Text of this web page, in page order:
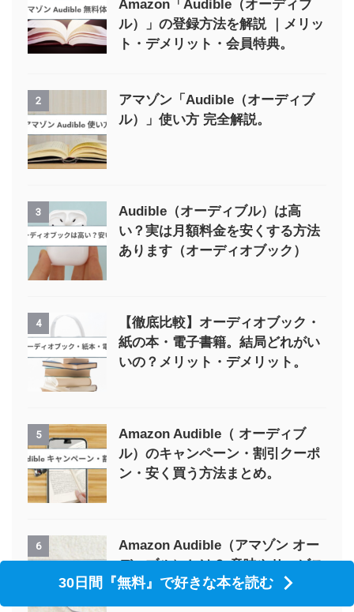
Amazon「Audible（オーディブ
ル）」の登録方法を解説 ｜メリッ
ト・デメリット・会員特典。
2
アマゾン「Audible（オーディブ
ル）」使い方 完全解説。
3
Audible（オーディブル）は高
い？実は月額料金を安くする方法
あります（オーディオブック）
4
【徹底比較】オーディオブック・
紙の本・電子書籍。結局どれがい
いの？メリット・デメリット。
5
Amazon Audible（ オーディブ
ル）のキャンペーン・割引クーポ
ン・安く買う方法まとめ。
6
Amazon Audible（アマゾン オー
ディブル）とは？ 意味やサービス
内容を紹介します。
30日間『無料』で好きな本を読む